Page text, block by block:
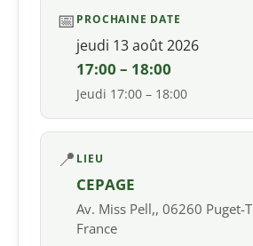
📅 PROCHAINE DATE
jeudi 13 août 2026
17:00 – 18:00
Jeudi 17:00 – 18:00
📍 LIEU
CEPAGE
Av. Miss Pell,, 06260 Puget-
France